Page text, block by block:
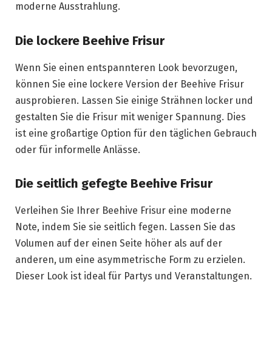
moderne Ausstrahlung.
Die lockere Beehive Frisur
Wenn Sie einen entspannteren Look bevorzugen,
können Sie eine lockere Version der Beehive Frisur
ausprobieren. Lassen Sie einige Strähnen locker und
gestalten Sie die Frisur mit weniger Spannung. Dies
ist eine großartige Option für den täglichen Gebrauch
oder für informelle Anlässe.
Die seitlich gefegte Beehive Frisur
Verleihen Sie Ihrer Beehive Frisur eine moderne
Note, indem Sie sie seitlich fegen. Lassen Sie das
Volumen auf der einen Seite höher als auf der
anderen, um eine asymmetrische Form zu erzielen.
Dieser Look ist ideal für Partys und Veranstaltungen.